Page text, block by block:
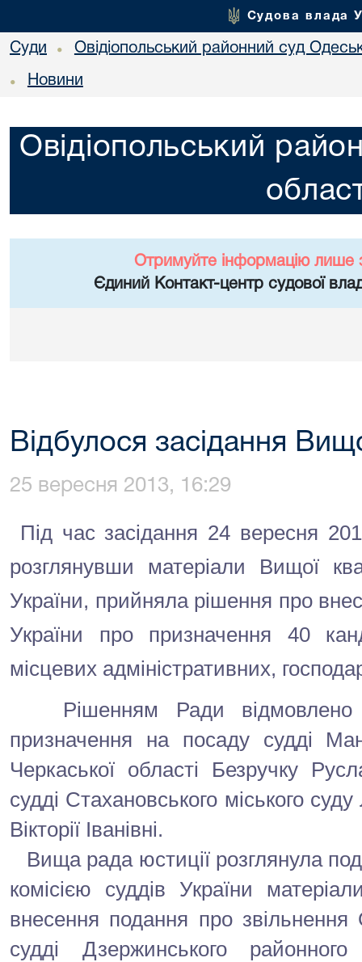
Судова влада
Суди • Овідіопольський районний суд
• Новини
Овідіопольський
Отримуйте інформацію лише
Єдиний Контакт-центр судової
Відбулося засідання
25 вересня 2013, 16:29
Під час засідання 24 вересня
розглянувши матеріали Вищої
України, прийняла рішення про
України про призначення 40
місцевих адміністративних,
Рішенням Ради відмовлено
призначення на посаду судді
Черкаської області Безручку
судді Стахановського міського
Вікторії Іванівні.
Вища рада юстиції розглянула
комісією суддів України
внесення подання про
судді Дзержинського